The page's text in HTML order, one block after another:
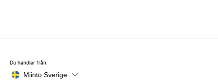
Du handlar från
Miinto Sverige